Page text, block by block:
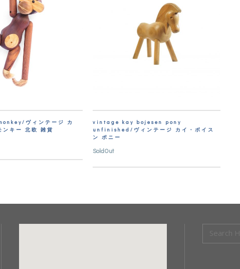
ヴィンテージ カ
ンキー 北欧 雑貨
vintage kay bojesen pony
unfinished/ヴィンテージ カイ・ボイス
ン ポニー
SoldOut